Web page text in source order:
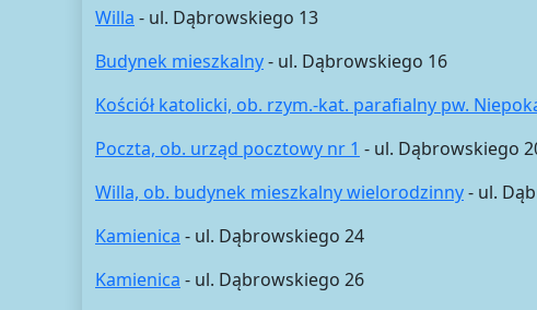
Willa - ul. Dąbrowskiego 13
Budynek mieszkalny- ul. Dąbrowskiego 16
Kościół katolicki, ob. rzym.-kat. parafialny pw.
Poczta, ob. urząd pocztowy nr 1 - ul. Dąbrowskiego
Willa, ob. budynek mieszkalny wielorodzinny- ul.
Kamienica - ul. Dąbrowskiego 24
Kamienica - ul. Dąbrowskiego 26